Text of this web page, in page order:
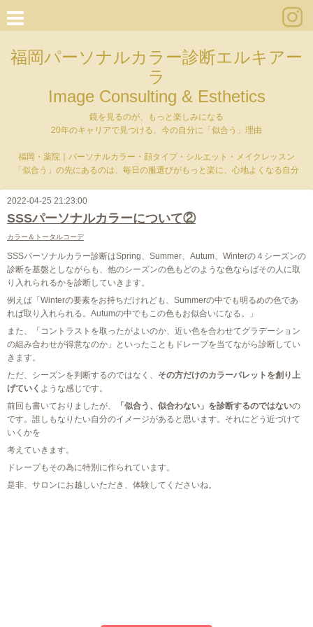
福岡パーソナルカラー診断エルキアー
ラ
Image Consulting & Esthetics
鏡を見るのが、もっと楽しみになる
20年のキャリアで見つける、今の自分に「似合う」理由
福岡・薬院｜パーソナルカラー・顔タイプ・シルエット・メイクレッスン
「似合う」の先にあるのは、毎日の服選びがもっと楽に、心地よくなる自分
2022-04-25 21:23:00
SSSパーソナルカラーについて②
カラー＆トータルコーデ
SSSパーソナルカラー診断はSpring、Summer、Autum、Winterの４シーズンの
診断を基盤としながらも、他のシーズンの色もどのような色ならばその人に取
り入れられるかを診断していきます。
例えば「Winterの要素をお持ちだけれども、Summerの中でも明るめの色であ
れば取り入れられる。Autumの中でもこの色もお似合いになる。」
また、「コントラストを取ったがよいのか、近い色を合わせてグラデーション
の組み合わせが得意なのか」といったこともドレープを当てながら診断してい
きます。
ただ、シーズンを判断するのではなく、 その方だけのカラーパレットを創り上
げていく ような感じです。
前回も書いておりましたが、
「似合う、似合わない」を診断するのではないの
です。誰しもなりたい自分のイメージがあると思います。それにどう近づけて
いくかを
考えていきます。
ドレープもその為に特別に作られています。
是非、サロンにお越しいただき、体験してくださいね。